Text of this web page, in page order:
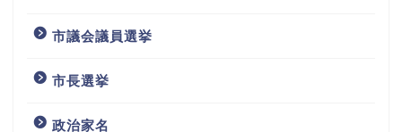
市議会議員選挙
市長選挙
政治家名